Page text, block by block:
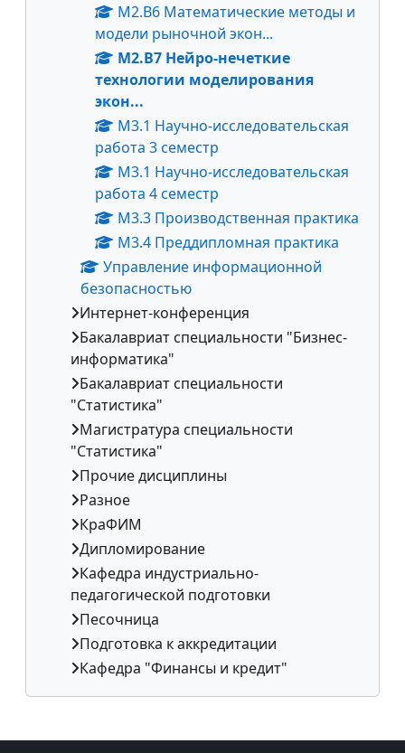
М2.В6 Математические методы и
модели рыночной экон...
М2.В7 Нейро-нечеткие
технологии моделирования
экон...
М3.1 Научно-исследовательская
работа 3 семестр
М3.1 Научно-исследовательская
работа 4 семестр
М3.3 Производственная практика
М3.4 Преддипломная практика
Управление информационной
безопасностью
Интернет-конференция
Бакалавриат специальности "Бизнес-
информатика"
Бакалавриат специальности
"Статистика"
Магистратура специальности
"Статистика"
Прочие дисциплины
Разное
КраФИМ
Дипломирование
Кафедра индустриально-
педагогической подготовки
Песочница
Подготовка к аккредитации
Кафедра "Финансы и кредит"
Дополнительные блоки